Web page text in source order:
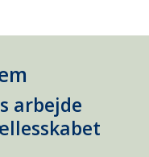
arbejde